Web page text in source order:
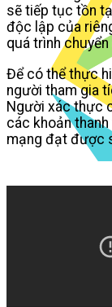
sẽ tiếp tục tồn
độc lập của
quá trình
Để có thể thực
người tham gia
Người xác thực
các khoản
mạng đạt được